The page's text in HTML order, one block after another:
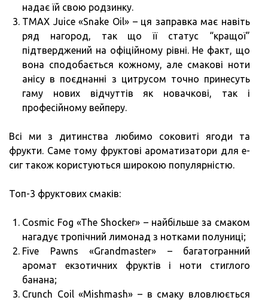
надає їй свою родзинку.
TMAX Juice «Snake Oil» – ця заправка має навіть
ряд нагород, так що її статус “кращої”
підтверджений на офіційному рівні. Не факт, що
вона сподобається кожному, але смакові ноти
анісу в поєднанні з цитрусом точно принесуть
гаму нових відчуттів як новачкові, так і
професійному вейперу.
Всі ми з дитинства любимо соковиті ягоди та
фрукти. Саме тому фруктові ароматизатори для е-
сиг також користуються широкою популярністю.
Топ-3 фруктових смаків:
Cosmic Fog «The Shocker» – найбільше за смаком
нагадує тропічний лимонад з нотками полуниці;
Five Pawns «Grandmaster» – багатогранний
аромат екзотичних фруктів і ноти стиглого
банана;
Crunch Coil «Mishmash» – в смаку вловлюється